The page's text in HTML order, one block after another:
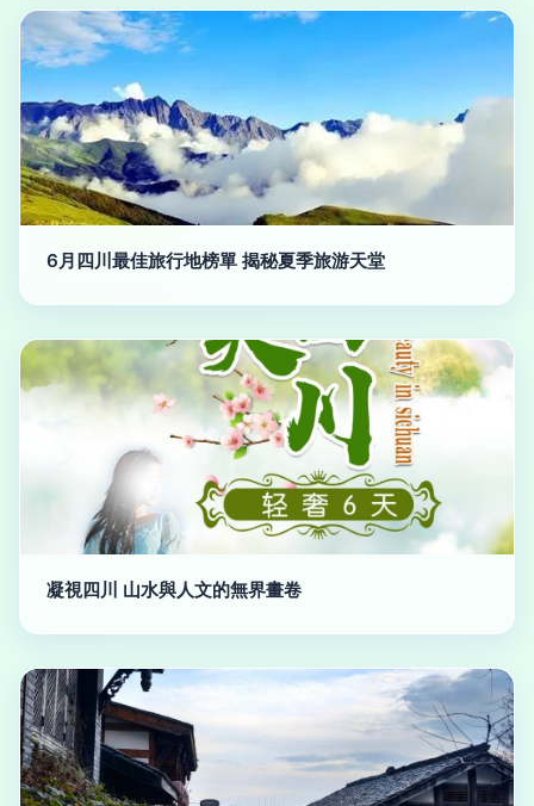
6月四川最佳旅行地榜單 揭秘夏季旅游天堂
凝視四川 山水與人文的無界畫卷